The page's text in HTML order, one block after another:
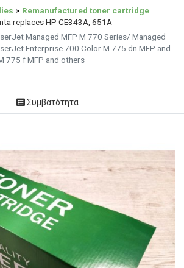
> Remanufactured toner cartridge
replaces HP CE343A, 651A
Managed MFP M 770 Series/ Managed
Enterprise 700 Color M 775 dn MFP and
775 f MFP and others
Συμβατότητα